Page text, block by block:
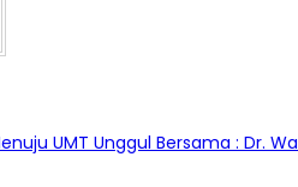
UMT Unggul Bersama : Dr.